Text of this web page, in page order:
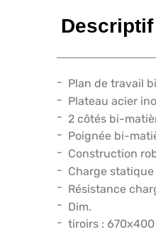
Descriptif
Plan de travail
Plateau acier
2 côtés bi-
Poignée bi-
Construction
Charge statique
Résistance
Dim.
tiroirs :